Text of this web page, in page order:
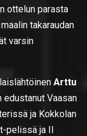
ottelun parasta
takaraudan
varsin
Arttu
edustanut Vaasan
ja Kokkolan
pelissä ja II